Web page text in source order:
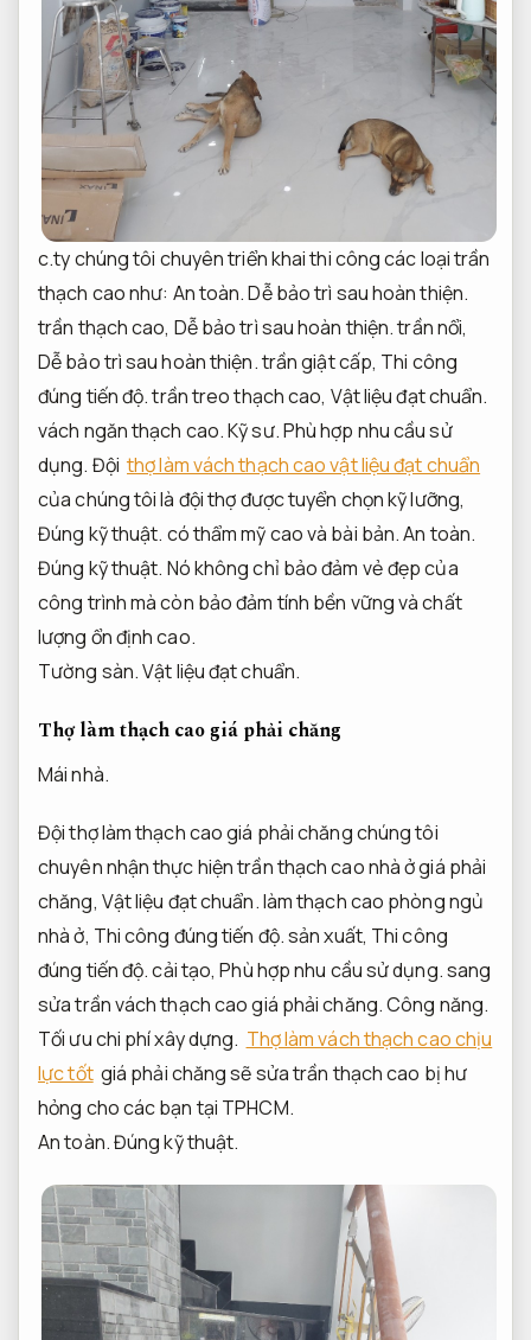
c.ty chúng tôi chuyên triển khai thi công các loại trần
thạch cao như: An toàn. Dễ bảo trì sau hoàn thiện.
trần thạch cao, Dễ bảo trì sau hoàn thiện.trần nổi,
Dễ bảo trì sau hoàn thiện.trần giật cấp, Thi công
đúng tiến độ.trần treo thạch cao, Vật liệu đạt chuẩn.
vách ngăn thạch cao.Kỹ sư.Phù hợp nhu cầu sử
dụng. Đội thợ làm vách thạch cao vật liệu đạt chuẩn
của chúng tôi là đội thợ được tuyển chọn kỹ lưỡng,
Đúng kỹ thuật. có thẩm mỹ cao và bài bản.An toàn.
Đúng kỹ thuật. Nó không chỉ bảo đảm vẻ đẹp của
công trình mà còn bảo đảm tính bền vững và chất
lượng ổn định cao.
Tường sàn.Vật liệu đạt chuẩn.
Thợ làm thạch cao giá phải chăng
Mái nhà.
Đội thợ làm thạch cao giá phải chăng chúng tôi
chuyên nhận thực hiện trần thạch cao nhà ở giá phải
chăng, Vật liệu đạt chuẩn.làm thạch cao phòng ngủ
nhà ở, Thi công đúng tiến độ.sản xuất, Thi công
đúng tiến độ.cải tạo,Phù hợp nhu cầu sử dụng.sang
sửa trần vách thạch cao giá phải chăng.Công năng.
Tối ưu chi phí xây dựng. Thợ làm vách thạch cao chịu
lực tốt giá phải chăng sẽ sửa trần thạch cao bị hư
hỏng cho các bạn tại TPHCM.
An toàn.Đúng kỹ thuật.